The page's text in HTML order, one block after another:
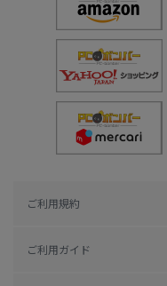
ご利用規約
ご利用ガイド